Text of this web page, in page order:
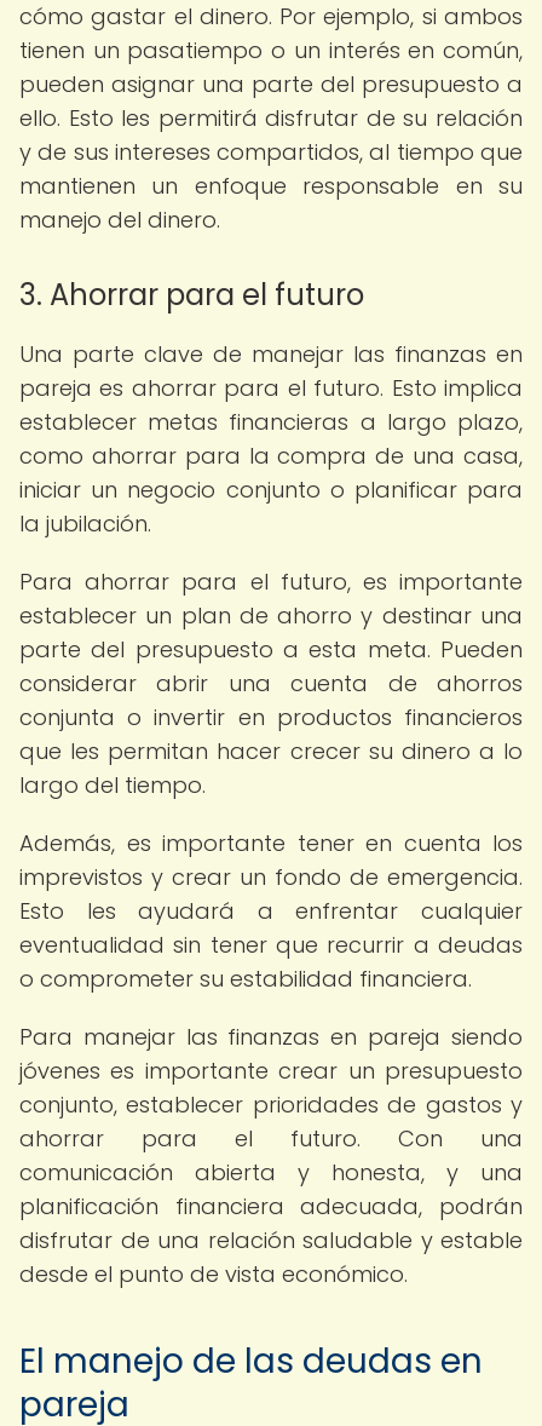
cómo gastar el dinero. Por ejemplo, si ambos
tienen un pasatiempo o un interés en común,
pueden asignar una parte del presupuesto a
ello. Esto les permitirá disfrutar de su relación
y de sus intereses compartidos, al tiempo que
mantienen un enfoque responsable en su
manejo del dinero.
3. Ahorrar para el futuro
Una parte clave de manejar las finanzas en
pareja es ahorrar para el futuro. Esto implica
establecer metas financieras a largo plazo,
como ahorrar para la compra de una casa,
iniciar un negocio conjunto o planificar para
la jubilación.
Para ahorrar para el futuro, es importante
establecer un plan de ahorro y destinar una
parte del presupuesto a esta meta. Pueden
considerar abrir una cuenta de ahorros
conjunta o invertir en productos financieros
que les permitan hacer crecer su dinero a lo
largo del tiempo.
Además, es importante tener en cuenta los
imprevistos y crear un fondo de emergencia.
Esto les ayudará a enfrentar cualquier
eventualidad sin tener que recurrir a deudas
o comprometer su estabilidad financiera.
Para manejar las finanzas en pareja siendo
jóvenes es importante crear un presupuesto
conjunto, establecer prioridades de gastos y
ahorrar para el futuro. Con una
comunicación abierta y honesta, y una
planificación financiera adecuada, podrán
disfrutar de una relación saludable y estable
desde el punto de vista económico.
El manejo de las deudas en
pareja